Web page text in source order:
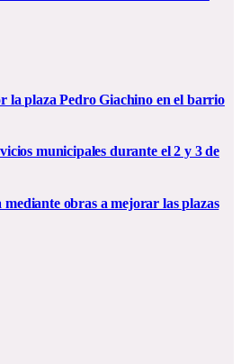
la plaza Pedro Giachino en el barrio
municipales durante el 2 y 3 de
obras a mejorar las plazas